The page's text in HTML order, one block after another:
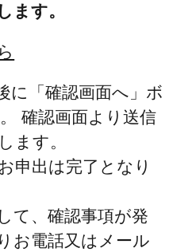
ます。
に「確認画面へ」ボ
確認画面より送信
ます。
申出は完了となり
て、確認事項が発
お電話又はメール